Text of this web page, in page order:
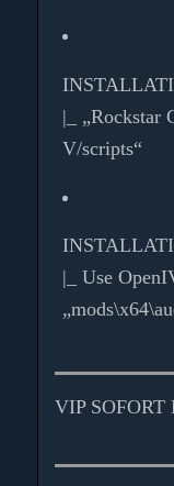
|_ „Rockstar
V/scripts“
|_ Use
VIP